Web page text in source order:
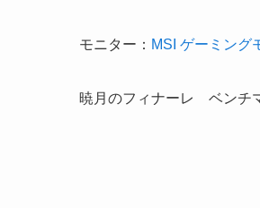
モニター： MSI ゲーミング
暁月のフィナーレ ベンチ